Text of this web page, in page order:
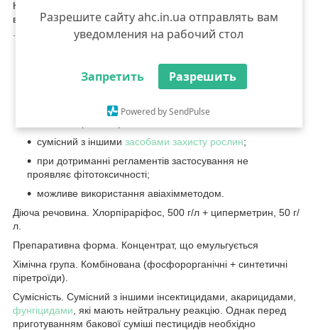
Разрешите сайту ahc.in.ua отправлять вам
уведомления на рабочий стол
Запретить Разрешить
Powered by SendPulse
Комбінований контактний
вираженою системною дією, акарицидними та репелентними
двокомпонентний препарат для боротьби з широким
спектром шкідників, включаючи кліщів;
швидка контактна дія препарату;
сумісний з іншими засобами захисту рослин;
при дотриманні регламентів застосування не
проявляє фітотоксичності;
можливе використання авіахімметодом.
Діюча речовина. Хлорпіраріфос, 500 г/л + циперметрин, 50 г/
л.
Препаративна форма. Концентрат, що емульгується
Хімічна група. Комбінована (фосфорорганічні + синтетичні
піретроїди).
Сумісність. Сумісний з іншими інсектицидами, акарицидами,
фунгіцидами , які мають нейтральну реакцію. Однак перед
приготуванням бакової суміші пестицидів необхідно